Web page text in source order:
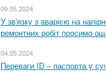
09.05.2024
У зв'язку з аварією на
ремонтних робіт просимо
04.05.2024
Переваги ID – паспорта у